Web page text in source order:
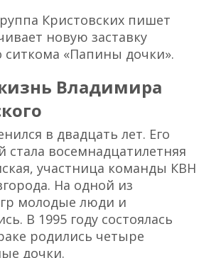
Кристовских пишет
новую заставку
ситкома «Папины дочки».
Владимира
в двадцать лет. Его
стала восемнадцатилетняя
участница команды КВН
На одной из
молодые люди и
В 1995 году состоялась
родились четыре
дочки.